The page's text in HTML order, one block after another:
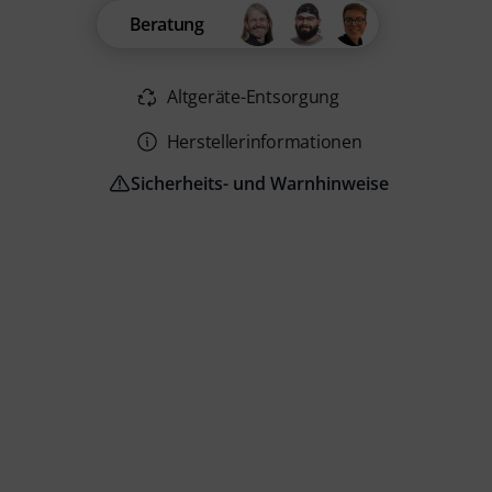
Beratung
Altgeräte-Entsorgung
Herstellerinformationen
Sicherheits- und Warnhinweise